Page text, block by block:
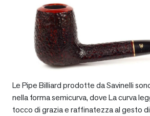
Le Pipe Billiard prodotte da Savinelli
nella forma semicurva, dove La curva
tocco di grazia e raffinatezza al gesto